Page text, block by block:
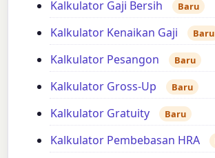
Kalkulator Gaji Bersih Baru
Kalkulator Kenaikan Gaji Baru
Kalkulator Pesangon Baru
Kalkulator Gross-Up Baru
Kalkulator Gratuity Baru
Kalkulator Pembebasan HRA